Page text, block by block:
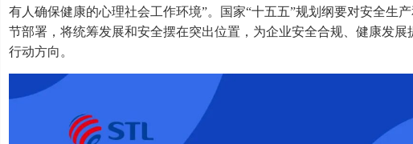
有人确保健康的心理社会工作环境”。国家“十五五”规划纲要对安全生
节部署，将统筹发展和安全摆在突出位置，为企业安全合规、健康发展
行动方向。